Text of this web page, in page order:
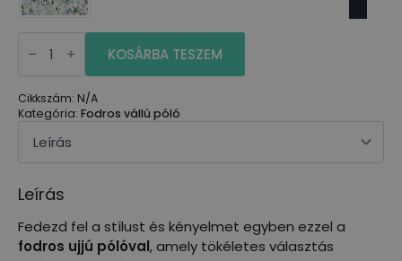
póló
mennyiség
KOSÁRBA TESZEM
Cikkszám: N/A
Kategória: Fodros vállú póló
Leírás
Fedezd fel a stílust és kényelmet egyben ezzel a
fodros ujjú pólóval, amely tökéletes választás